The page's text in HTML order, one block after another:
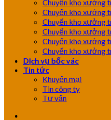
Chuyển kho xưởng
Chuyển kho xưởng
Chuyển kho xưởng
Chuyển kho xưởng
Chuyển kho xưởng
Chuyển kho xưởng
Dịch vụ bốc vác
Tin tức
Khuyến mại
Tin công ty
Tư vấn